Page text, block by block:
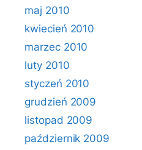
maj 2010
kwiecień 2010
marzec 2010
luty 2010
styczeń 2010
grudzień 2009
listopad 2009
październik 2009